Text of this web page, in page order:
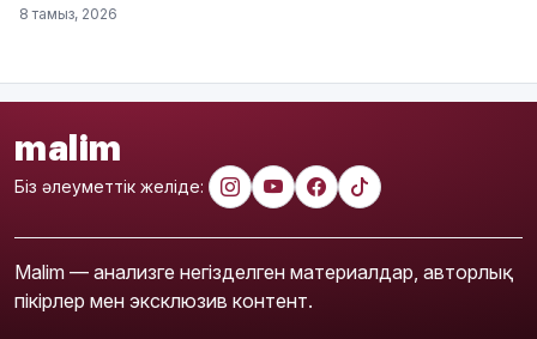
8 тамыз, 2026
malim
Біз әлеуметтік желіде:
Malim — анализге негізделген материалдар, авторлық
пікірлер мен эксклюзив контент.